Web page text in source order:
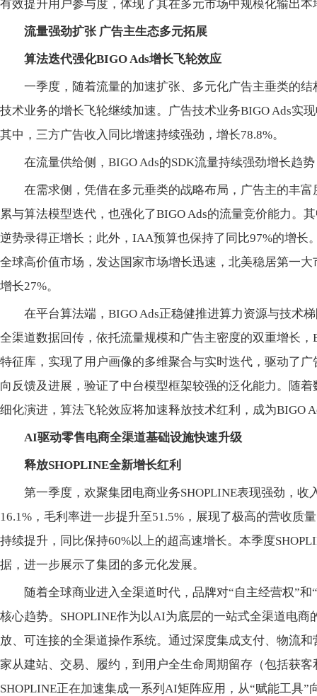
有效提升用户参与度，体现了其在多元市场中规模化输出
流量强劲扩张 广告主生态多元拓展
算法迭代强化BIGO Ads增长飞轮效应
一季度，随着流量的加速扩张、多元化广告主垂类的
技术业务的增长飞轮继续加速。广告技术业务BIGO Ads实
其中，三方广告收入同比增速持续强劲，增长78.8%。
在流量供给侧，BIGO Ads的SDK流量持续强劲增长趋
在需求侧，凭借在多元垂类的战略布局，广告主的丰
累与算法模型迭代，也强化了BIGO Ads的流量竞价能力。
逆势录得正增长；此外，IAA预算也保持了同比97%的增长
全球高价值市场，发达国家市场增长迅速，北美稳居第一
增长27%。
在平台算法端，BIGO Ads正稳健推进算力资源与技术
全渠道数据回传，依托流量规模和广告主密度的双重增长
特征库，实现了用户画像的多维聚合与实时迭代，驱动了
向反馈及进展，验证了中台模型框架较强的泛化能力。随
细化演进，算法飞轮效应将加速释放技术红利，成为BIGO
AI驱动零售电商全渠道基础设施快速升级
释放SHOPLINE全新增长红利
第一季度，欢聚集团电商业务SHOPLINE表现强劲，收
16.1%，毛利率进一步提升至51.5%，展现了极高的营收质
持续提升，同比保持60%以上的超高速增长。本季度
据，进一步展示了集团的多元化发展。
随着全球商业进入全渠道时代，品牌对“自主经营权”
核心趋势。SHOPLINE作为以AI为底层的一站式全渠道电
放、可连接的全渠道操作系统。通过深度集成支付、物流
家从建站、 交易、履约，到用户全生命周期留存（包括获客
SHOPLINE正在加速集成一系列AI矩阵应用，从“赋能工具